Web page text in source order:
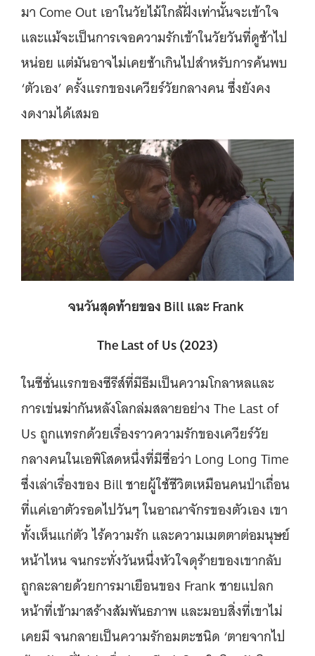
มา Come Out เอาในวัยไม้ใกล้ฝั่งเท่านั้นจะเข้าใจ
และแม้จะเป็นการเจอความรักเข้าในวัยวันที่ดูช้าไป
หน่อย แต่มันอาจไม่เคยช้าเกินไปสำหรับการค้นพบ
‘ตัวเอง’ ครั้งแรกของเควียร์วัยกลางคน ซึ่งยังคง
งดงามได้เสมอ
จนวันสุดท้ายของ Bill และ Frank
The Last of Us (2023)
ในซีซั่นแรกของซีรีส์ที่มีธีมเป็นความโกลาหลและ
การเข่นฆ่ากันหลังโลกล่มสลายอย่าง The Last of
Us ถูกแทรกด้วยเรื่องราวความรักของเควียร์วัย
กลางคนในเอพิโสดหนึ่งที่มีชื่อว่า Long Long Time
ซึ่งเล่าเรื่องของ Bill ชายผู้ใช้ชีวิตเหมือนคนป่าเถื่อน
ที่แค่เอาตัวรอดไปวันๆ ในอาณาจักรของตัวเอง เขา
ทั้งเห็นแก่ตัว ไร้ความรัก และความเมตตาต่อมนุษย์
หน้าไหน จนกระทั่งวันหนึ่งหัวใจดุร้ายของเขากลับ
ถูกละลายด้วยการมาเยือนของ Frank ชายแปลก
หน้าที่เข้ามาสร้างสัมพันธภาพ และมอบสิ่งที่เขาไม่
เคยมี จนกลายเป็นความรักอมตะชนิด ‘ตายจากไป